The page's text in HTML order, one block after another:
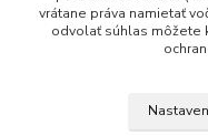
+421 948 229 224
vrátane práva namietať
odvolať súhlas môžete